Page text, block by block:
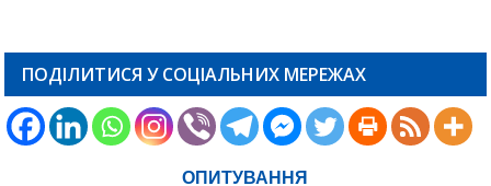
ПОДІЛИТИСЯ У СОЦІАЛЬНИХ МЕРЕЖАХ
ОПИТУВАННЯ